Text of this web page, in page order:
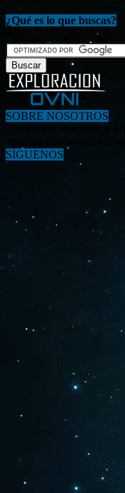
¿Qué es lo que buscas?
SOBRE NOSOTROS
«Investigar, descubrir y
enigmas relacionados al
SÍGUENOS